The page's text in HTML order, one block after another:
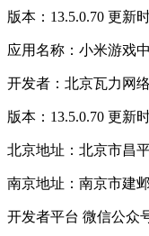
版本：13.5.0.70 更新
应用名称：小米游戏
开发者：北京瓦力网
版本：13.5.0.70 更新
北京地址：北京市昌
南京地址：南京市建
开发者平台 微信公众